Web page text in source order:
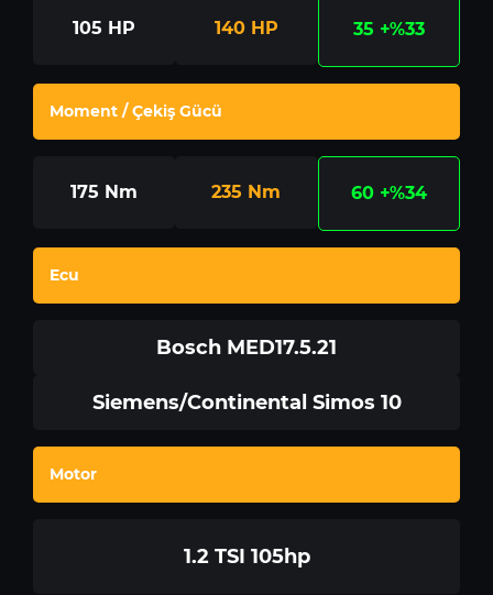
105 HP 140 HP 35 +%33
Moment / Çekiş Gücü
175 Nm 235 Nm 60 +%34
Ecu
Bosch MED17.5.21
Siemens/Continental Simos 10
Motor
1.2 TSI 105hp